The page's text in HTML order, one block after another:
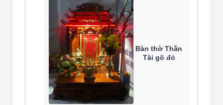
Bàn thờ Thần
Tài gõ đỏ